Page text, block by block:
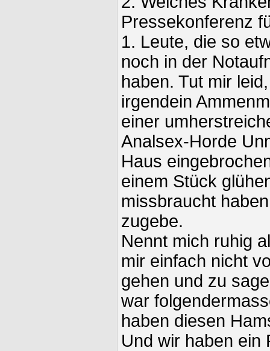
Pressekonferenz
1. Leute, die so
noch in der
haben. Tut mir
irgendein
einer
Analsex-Horde
Haus
einem Stück
missbraucht
zugebe.
Nennt mich ruhig
mir einfach nicht
gehen und zu
war
haben diesen
Und wir haben ein